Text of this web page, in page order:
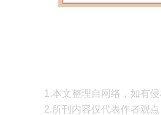
1.本文整理自网络，如有侵
2.所刊内容仅代表作者观点